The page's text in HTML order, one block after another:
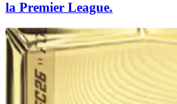
la Premier League.